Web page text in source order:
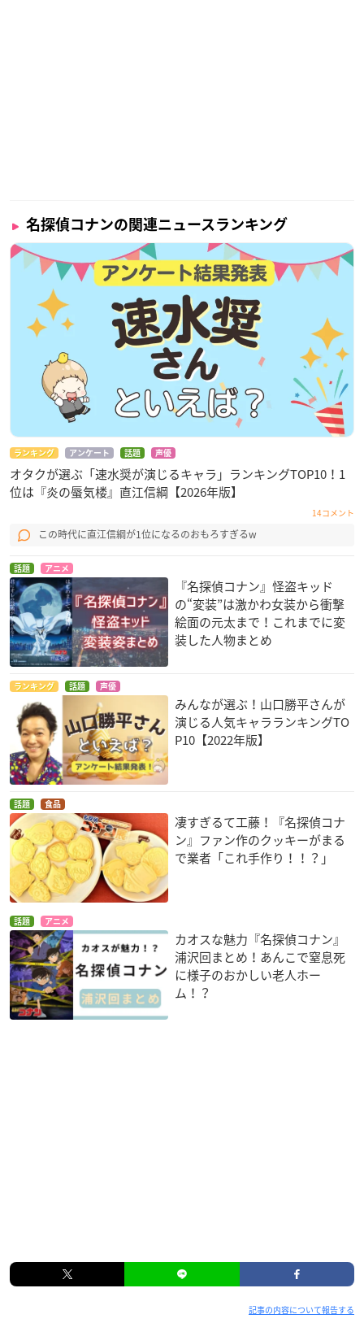
名探偵コナンの関連ニュースランキング
ランキング アンケート 話題 声優
オタクが選ぶ「速水奨が演じるキャラ」ランキングTOP10！1
位は『炎の蜃気楼』直江信綱【2026年版】
14コメント
この時代に直江信綱が1位になるのおもろすぎるw
話題 アニメ
『名探偵コナン』怪盗キッド
の“変装”は激かわ女装から衝撃
絵面の元太まで！これまでに変
装した人物まとめ
ランキング 話題 声優
みんなが選ぶ！山口勝平さんが
演じる人気キャラランキングTO
P10【2022年版】
話題 食品
凄すぎるて工藤！『名探偵コナ
ン』ファン作のクッキーがまる
で業者「これ手作り！！？」
話題 アニメ
カオスな魅力『名探偵コナン』
浦沢回まとめ！あんこで窒息死
に様子のおかしい老人ホー
ム！？
記事の内容について報告する